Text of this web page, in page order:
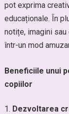
pot exprima
educaționale. În
notițe, imagini sau
într-un mod
Beneficiile unui
copiilor
Dezvoltarea